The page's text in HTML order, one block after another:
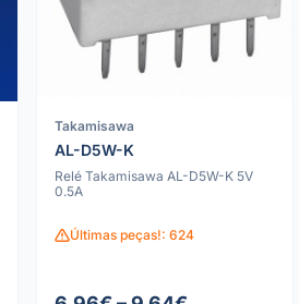
Takamisawa
AL-D5W-K
Relé Takamisawa AL-D5W-K 5V
0.5A
Últimas peças!: 624